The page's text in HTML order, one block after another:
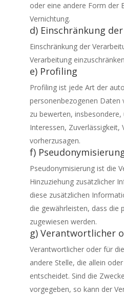
oder eine andere Form der
Vernichtung.
d) Einschränkung
Einschränkung der
Verarbeitung
e) Profiling
Profiling ist jede Art der
personenbezogenen Daten
zu bewerten,
Interessen,
vorherzusagen.
f)
Pseudonymisierung ist die
Hinzuziehung zusätzlicher
diese zusätzlichen
die gewährleisten, dass die
zugewiesen werden.
g) Verantwortlicher
Verantwortlicher oder für
andere Stelle, die allein
entscheidet. Sind die
vorgegeben, so kann der